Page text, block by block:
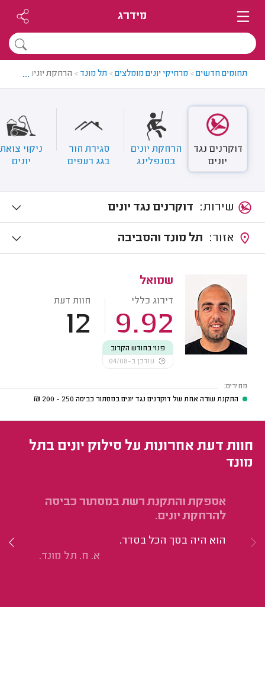
מידרג
תחומים חדשים> מרחיקי יונים מומלצים> תל מונד > הרחקת יונים בתל
...
דוקרנים נגד
יונים
הרחקת יונים
בסנפלינג
סגירת חור
בגג רעפים
ניקוי צואת
יונים
דוקרנים נגד יונים
תל מונד והסביבה
שמואל
דירוג כללי
9.92
חוות דעת
12
פנוי בחודש הקרוב
עודכן ב-04/08
מחירים:
התקנת שורה אחת של דוקרנים נגד יונים במסתור כביסה 250 - 200
₪
חוות דעת אחרונות על סילוק יונים בתל
מונד
אספקת והתקנת רשת במסתור כביסה
להרחקת יונים.
הוא היה בסך הכל בסדר.
א. ח. תל מונד.